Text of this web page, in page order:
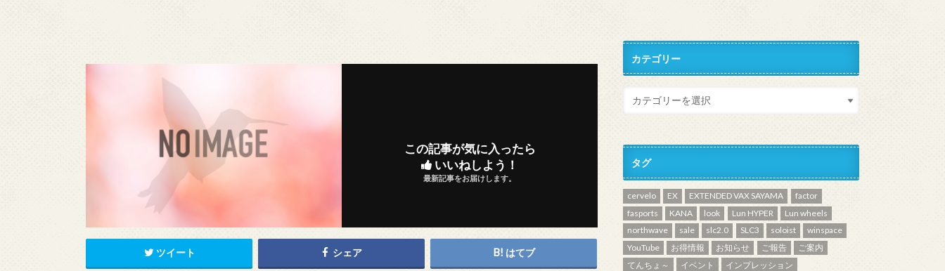
この記事が気に入ったら
いいねしよう！
最新記事をお届けします。
ツイート シェア はてブ
カテゴリー
タグ
cervelo EX EXTENDED VAX SAYAMA
factor
fasports
KANA look Lun HYPER
Lun wheels
northwave
sale slc2.0 SLC3 soloist
winspace
YouTube
お得情報 お知らせ ご報告
ご案内
てんちょ～
イベント
インプレッション